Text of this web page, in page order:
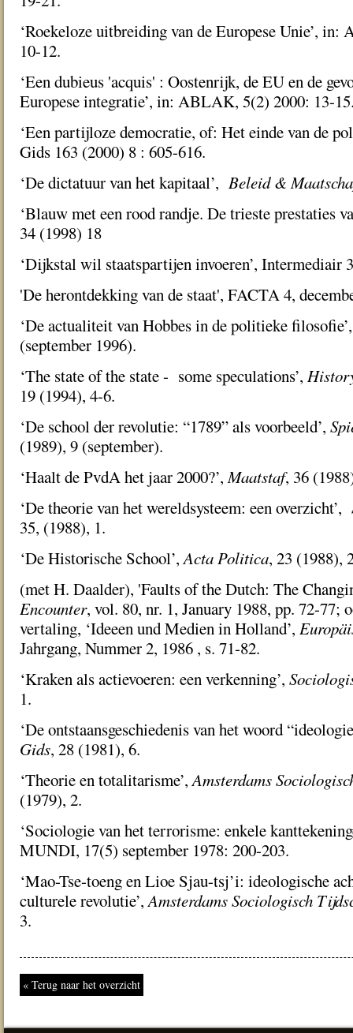
‘Roekeloze uitbreiding van de Europese Unie’,
10-12.
‘Een dubieus 'acquis' : Oostenrijk, de EU en de
Europese integratie’, in: ABLAK, 5(2) 2000: 13-
‘Een partijloze democratie, of: Het einde van de
Gids 163 (2000) 8 : 605-616.
‘De dictatuur van het kapitaal’, Beleid &
‘Blauw met een rood randje. De trieste prestaties
34 (1998) 18
‘Dijkstal wil staatspartijen invoeren’, Intermediair
'De herontdekking van de staat', FACTA 4,
‘De actualiteit van Hobbes in de politieke
(september 1996).
‘The state of the state - some speculations’,
19 (1994), 4-6.
‘De school der revolutie: “1789” als voorbeeld’,
(1989), 9 (september).
‘Haalt de PvdA het jaar 2000?’,Maatstaf, 36
‘De theorie van het wereldsysteem: een overzicht’,
35, (1988), 1.
‘De Historische School’,Acta Politica, 23 (1988),
(met H. Daalder), 'Faults of the Dutch: The
Encounter, vol. 80, nr. 1, January 1988, pp. 72-77;
vertaling, ‘Ideeen und Medien in Holland’,
Jahrgang, Nummer 2, 1986 , s. 71-82.
‘Kraken als actievoeren: een verkenning’,
1.
‘De ontstaansgeschiedenis van het woord
Gids, 28 (1981), 6.
‘Theorie en totalitarisme’,Amsterdams
(1979), 2.
‘Sociologie van het terrorisme: enkele
MUNDI, 17(5) september 1978: 200-203.
‘Mao-Tse-toeng en Lioe Sjau-tsj’i: ideologische
culturele revolutie’,Amsterdams Sociologisch
3.
« Terug naar het overzicht